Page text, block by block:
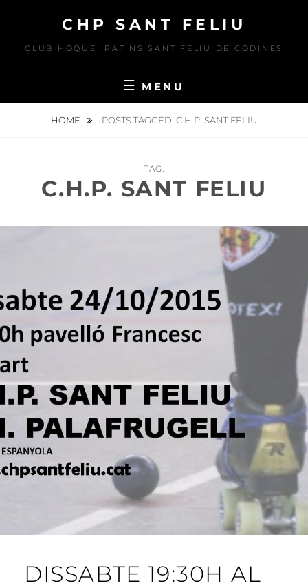
content
CHP SANT FELIU
CLUB HOQUEI PATINS SANT FELIU DE CODINES
MENU
HOME POSTS TAGGED C.H.P. SANT FELIU
TAG:
C.H.P. SANT FELIU
DISSABTE 19:30H AL